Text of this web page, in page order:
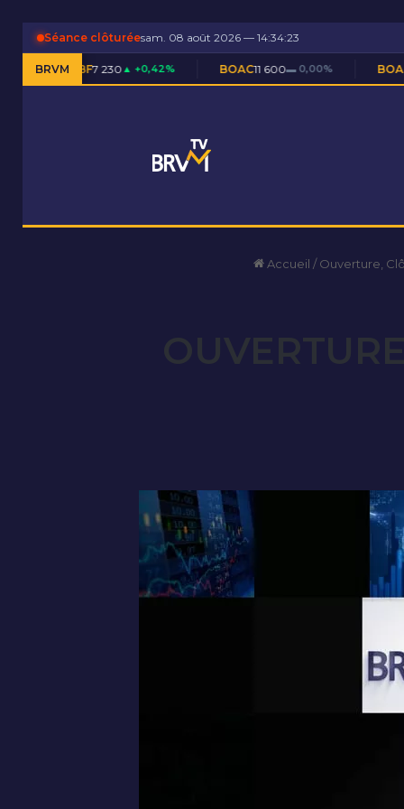
Séance clôturéesam. 08 août 2026 — 14:34:23
BRVM
7 230▲ +0,42% BOAC11 600 ▬ 0,00% BOAM ▲
Accueil / Ouverture,